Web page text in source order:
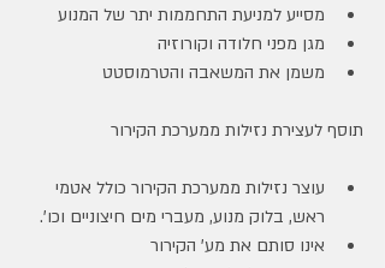
מסייע למניעת התחממות יתר של המנוע
מגן מפני חלודה וקורוזיה
משמן את המשאבה והטרמוסטט
תוסף לעצירת נזילות ממערכת הקירור
עוצר נזילות ממערכת הקירור כולל אטמי
ראש, בלוק מנוע, מעברי מים חיצוניים וכו'.
אינו סותם את מע' הקירור